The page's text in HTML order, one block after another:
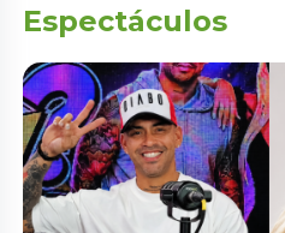
Espectáculos